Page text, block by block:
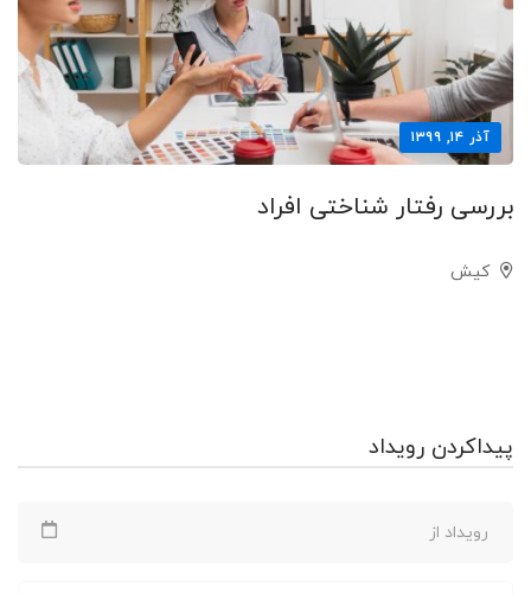
پیداکردن رویداد
آذر ۱۴, ۱۳۹۹
بررسی رفتار شناختی افراد
کیش